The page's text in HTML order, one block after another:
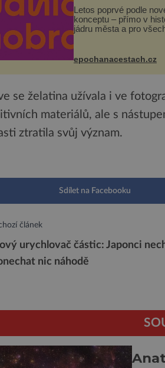
Letos poprvé podle
konceptu – přímo v
jádru města a pro
Husově náměstí.
se mohou těšit na víno,
pes...
epochanacestach.cz
se želatina užívala i ve
materiálů, ale s
ztratila svůj význam.
Sdílet na Facebooku
článek
urychlovač částic: Japonci
nic náhodě